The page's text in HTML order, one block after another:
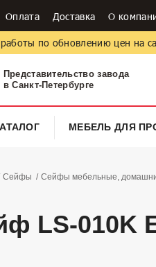
Оплата Доставка О
работы по обновлению цен на
Представительство завода
в Санкт-Петербурге
МЕБЕЛЬ ДЛЯ
Сейфы Сейфы мебельные,
LS-010K